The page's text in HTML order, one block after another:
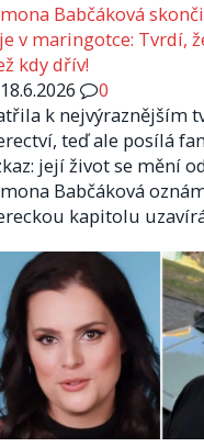
Babčáková
v maringotce: Tvrdí,
kdy dřív!
18.6.2026
0
k nejvýraznějším
teď ale posílá
její život se mění
Babčáková
kapitolu